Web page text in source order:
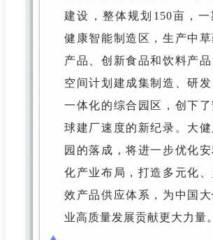
建设，整体规划150亩，一
健康智能制造区，生产中草
产品、创新食品和饮料产品
空间计划建成集制造、研
一体化的综合园区，创下
球建厂速度的新纪录。大健
园的落成，将进一步优化
化产业布局，打造多元化
效产品供应体系，为中国
业高质量发展贡献更大力量。